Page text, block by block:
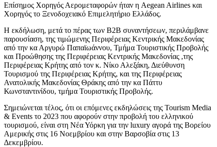
Επίσημος Χορηγός Αερομεταφορών ήταν η Aegean Airlines και
Χορηγός το Ξενοδοχειακό Επιμελητήριο Ελλάδος.
Η εκδήλωση, μετά το πέρας των B2B συναντήσεων, περιλάμβανε
παρουσίαση, της τιμώμενης Περιφέρειας Κεντρικής Μακεδονίας
από την κα Αργυρώ Παπαϊωάννου, Τμήμα Τουριστικής Προβολής
και Προώθησης της Περιφέρειας Κεντρικής Μακεδονίας ,της
Περιφέρειας Κρήτης από τον κ. Νίκο Αλεξάκη, Διεύθυνση
Τουρισμού της Περιφέρειας Κρήτης, και της Περιφέρειας
Ανατολικής Μακεδονίας Θράκης από την κα Πάττυ
Κωνσταντινίδου, τμήμα Τουριστικής Προβολής.
Σημειώνεται τέλος, ότι οι επόμενες εκδηλώσεις της Tourism Media
& Events το 2023 που αφορούν στην προβολή του ελληνικού
τουρισμού, είναι στη Νέα Υόρκη για την luxury αγορά της Βορείου
Αμερικής στις 16 Νοεμβρίου και στην Βαρσοβία στις 13
Δεκεμβρίου.